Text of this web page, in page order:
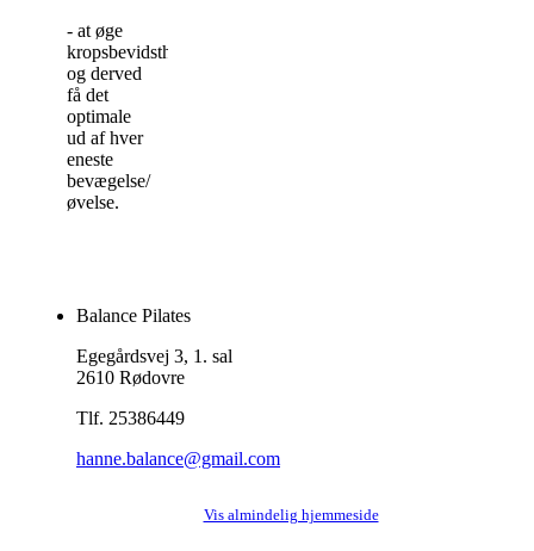
- at øge
kropsbevidstheden
og derved
få det
optimale
ud af hver
eneste
bevægelse/
øvelse.
Balance Pilates
Egegårdsvej 3, 1. sal
2610 Rødovre
Tlf. 25386449
hanne.balance@gmail.com
Vis almindelig hjemmeside